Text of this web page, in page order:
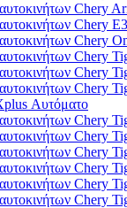
Chery
Chery E3
Chery
Chery
Chery
Chery
Αυτόματο
Chery
Chery
Chery
Chery
Chery
Chery